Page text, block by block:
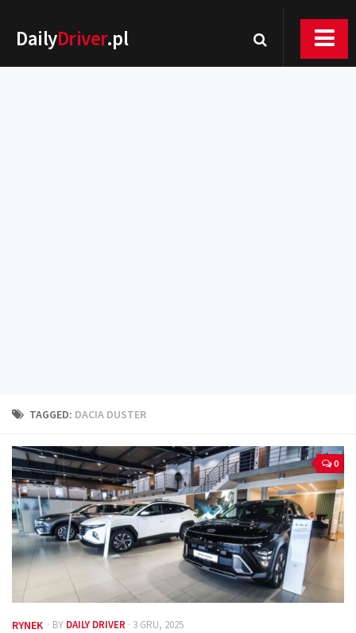
DailyDriver.pl
Technika jazdy
Kalkulatory
Przelicznik mocy
Auto z niemiec
Galerie
TAGGED: DACIA DUSTER
0
RYNEK · BY DAILY DRIVER · 3 GRU, 2025